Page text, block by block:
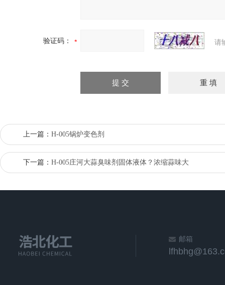
验证码： 请
上一篇： H-005锅炉变色剂
下一篇： H-005庄河大蒜臭味剂固体液体？浓缩蒜味大
邮箱